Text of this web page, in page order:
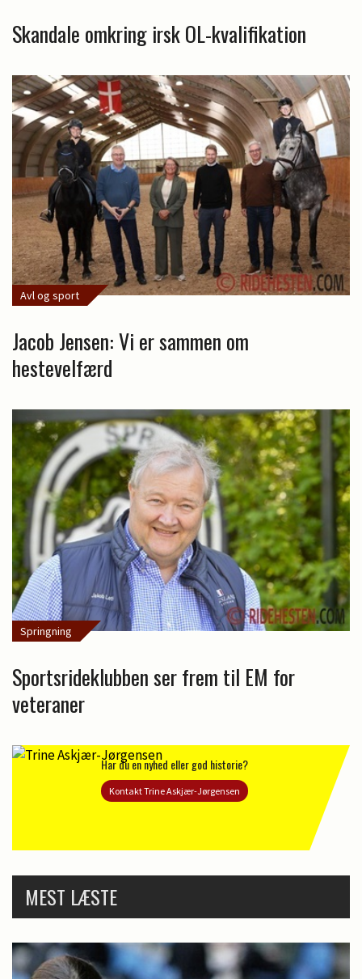
Skandale omkring irsk OL-kvalifikation
Avl og sport
Jacob Jensen: Vi er sammen om
hestevelfærd
Springning
Sportsrideklubben ser frem til EM for
veteraner
Har du en nyhed eller god historie?
Kontakt Trine Askjær-Jørgensen
MEST LÆSTE